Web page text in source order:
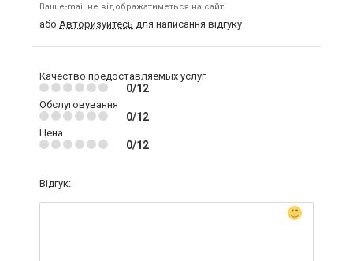
Ваш e-mail не відображатиметься на сайті
або Авторизуйтесь для написання відгуку
Качество предоставляемых услуг
0/12
Обслуговування
0/12
Цена
0/12
Відгук: